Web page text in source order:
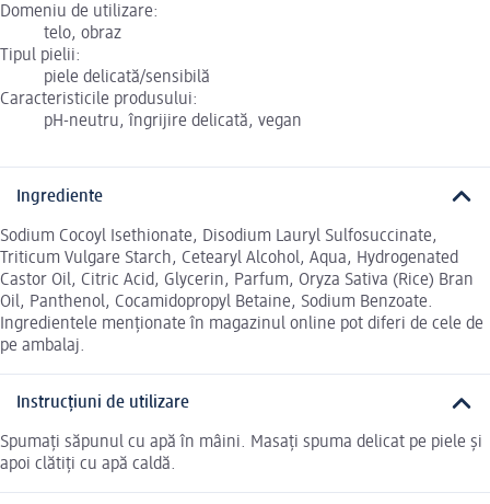
Domeniu de utilizare:
telo, obraz
Tipul pielii:
piele delicată/sensibilă
Caracteristicile produsului:
pH-neutru, îngrijire delicată, vegan
Ingrediente
Sodium Cocoyl Isethionate, Disodium Lauryl Sulfosuccinate,
Triticum Vulgare Starch, Cetearyl Alcohol, Aqua, Hydrogenated
Castor Oil, Citric Acid, Glycerin, Parfum, Oryza Sativa (Rice) Bran
Oil, Panthenol, Cocamidopropyl Betaine, Sodium Benzoate.
Ingredientele menționate în magazinul online pot diferi de cele de
pe ambalaj.
Instrucțiuni de utilizare
Spumați săpunul cu apă în mâini. Masați spuma delicat pe piele și
apoi clătiți cu apă caldă.